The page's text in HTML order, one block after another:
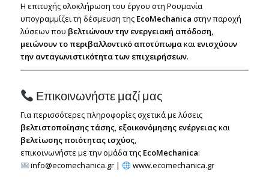
Η επιτυχής ολοκλήρωση του έργου στη Ρουμανία
υπογραμμίζει τη δέσμευση της EcoMechanica στην παροχή
λύσεων που βελτιώνουν την ενεργειακή απόδοση,
μειώνουν το περιβαλλοντικό αποτύπωμακαι ενισχύουν
την ανταγωνιστικότητα των επιχειρήσεων.
Επικοινωνήστε μαζί μας
Για περισσότερες πληροφορίες σχετικά με λύσεις
βελτιστοποίησης τάσης, εξοικονόμησης ενέργειαςκαι
βελτίωσης ποιότητας ισχύος,
επικοινωνήστε με την ομάδα της EcoMechanica:
info@ecomechanica.gr | www.ecomechanica.gr